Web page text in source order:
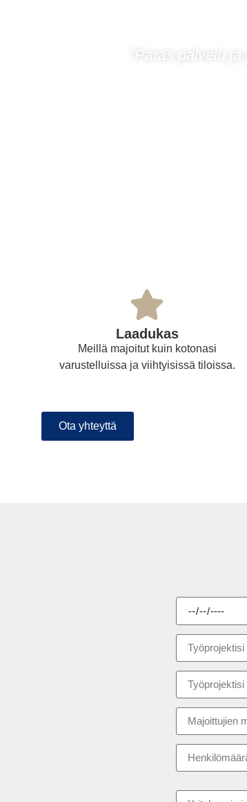
”Paras palvelu
Laadukas
Meillä majoitut kuin kotonasi
varustelluissa ja viihtyisissä tiloissa.
Ota yhteyttä